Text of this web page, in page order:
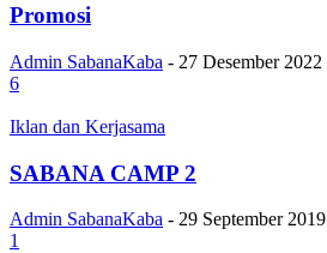
Promosi
Admin SabanaKaba - 27 Desember 2022
6
Iklan dan Kerjasama
SABANA CAMP 2
Admin SabanaKaba - 29 September 2019
1